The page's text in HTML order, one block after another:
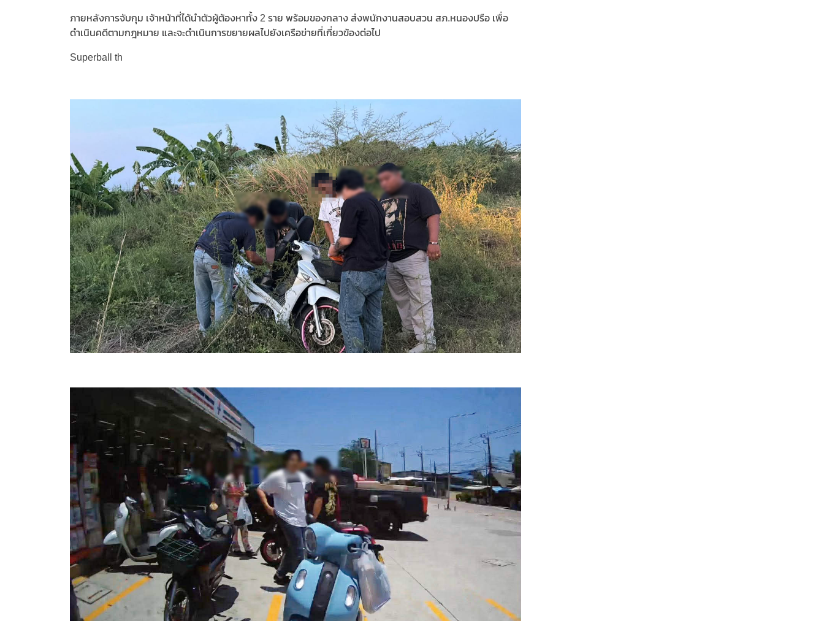
ภายหลังการจับกุม เจ้าหน้าที่ได้นำตัวผู้ต้องหาทั้ง 2 ราย พร้อมของกลาง ส่งพนักงานสอบสวน สภ.หนองปรือ เพื่อ
ดำเนินคดีตามกฎหมาย และจะดำเนินการขยายผลไปยังเครือข่ายที่เกี่ยวข้องต่อไป
Superball th